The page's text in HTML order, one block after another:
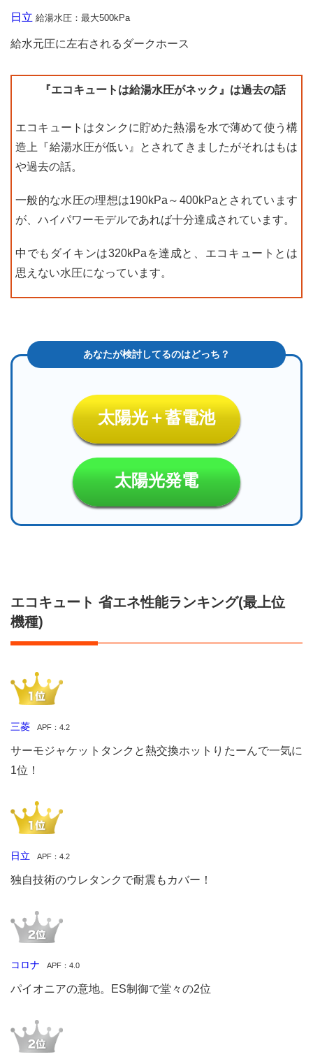
省エ
能ラ
(寒
種)
5
エコ
ート
ネ性
ンキ
(コ
日立 給湯水圧：最大500kPa
給水元圧に左右されるダークホース
『エコキュートは給湯水圧がネック』は過去の話
エコキュートはタンクに貯めた熱湯を水で薄めて使う構
造上『給湯水圧が低い』とされてきましたがそれはもは
や過去の話。
一般的な水圧の理想は190kPa～400kPaとされています
が、ハイパワーモデルであれば十分達成されています。
中でもダイキンは320kPaを達成と、エコキュートとは
思えない水圧になっています。
太陽光＋蓄電池
太陽光発電
エコキュート 省エネ性能ランキング(最上位
機種)
三菱 APF：4.2
サーモジャケットタンクと熱交換ホットりたーんで一気に
1位！
日立 APF：4.2
独自技術のウレタンクで耐震もカバー！
コロナ APF：4.0
パイオニアの意地。ES制御で堂々の2位